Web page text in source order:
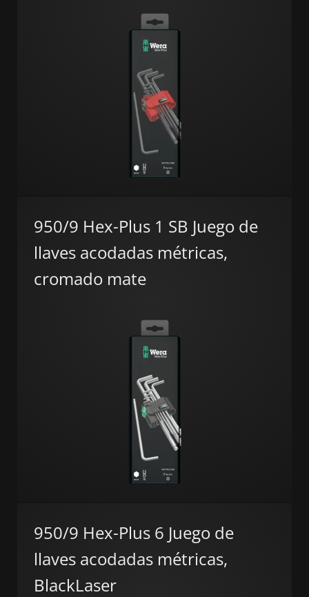
950/9 Hex-Plus 1 SB Juego de
llaves acodadas métricas,
cromado mate
950/9 Hex-Plus 6 Juego de
llaves acodadas métricas,
BlackLaser